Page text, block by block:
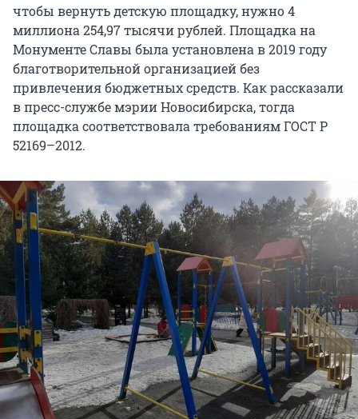
чтобы вернуть детскую площадку, нужно 4
миллиона 254,97 тысячи рублей. Площадка на
Монументе Славы была установлена в 2019 году
благотворительной организацией без
привлечения бюджетных средств. Как рассказали
в пресс-службе мэрии Новосибирска, тогда
площадка соответствовала требованиям ГОСТ Р
52169–2012.